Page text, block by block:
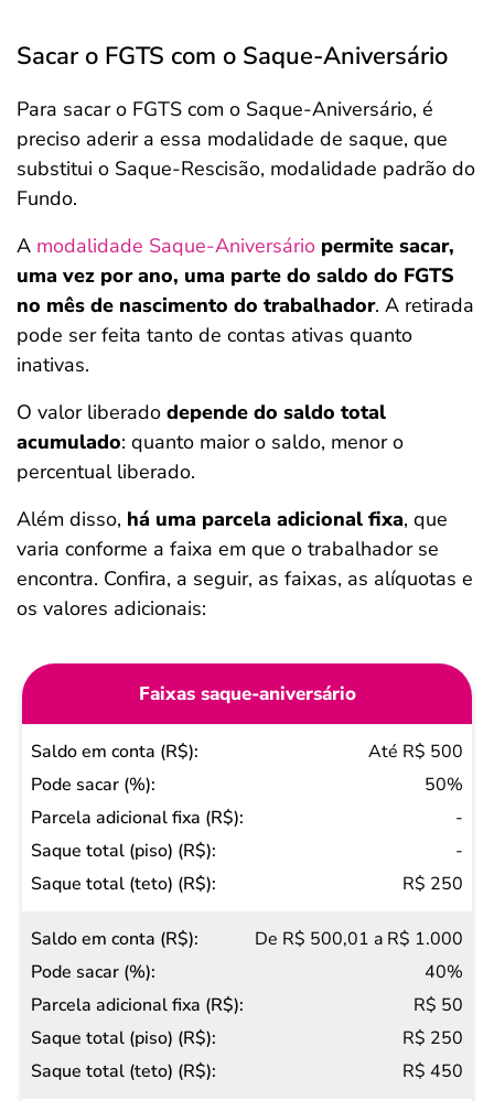
Sacar o FGTS com o Saque-Aniversário
Para sacar o FGTS com o Saque-Aniversário, é
preciso aderir a essa modalidade de saque, que
substitui o Saque-Rescisão, modalidade padrão do
Fundo.
A modalidade Saque-Aniversário permite sacar,
uma vez por ano, uma parte do saldo do FGTS
no mês de nascimento do trabalhador. A retirada
pode ser feita tanto de contas ativas quanto
inativas.
O valor liberado depende do saldo total
acumulado: quanto maior o saldo, menor o
percentual liberado.
Além disso, há uma parcela adicional fixa, que
varia conforme a faixa em que o trabalhador se
encontra. Confira, a seguir, as faixas, as alíquotas e
os valores adicionais:
Faixas saque-aniversário
Saldo
em
conta
(R$)
Pode
(%)
Parcela
adicional
fixa (R$)
Saque
Até R$ 500
50%
-
-
R$ 250
De R$ 500,01 a R$ 1.000
40%
R$ 50
R$ 250
R$ 450